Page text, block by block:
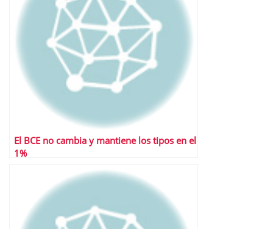
El BCE no cambia y mantiene los tipos en el
1%